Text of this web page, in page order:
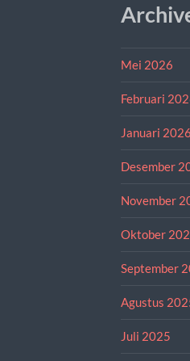
Mei 2026
Februari
Januari 2026
Desember
November
Oktober
September
Agustus
Juli 2025